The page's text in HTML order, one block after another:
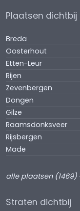
Plaatsen dichtbij
Breda
Oosterhout
Etten-Leur
Rijen
Zevenbergen
Dongen
Gilze
Raamsdonksveer
Rijsbergen
Made
alle plaatsen (1469)
Straten dichtbij